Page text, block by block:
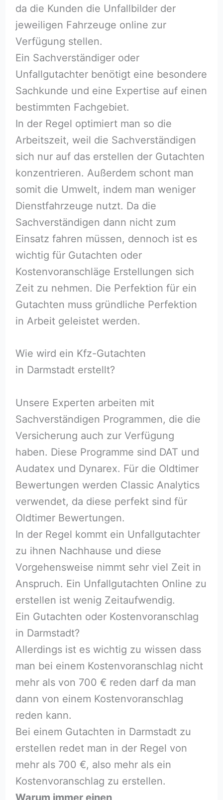
da die Kunden die Unfallbilder der
jeweiligen Fahrzeuge online zur
Verfügung stellen.
Ein Sachverständiger oder
Unfallgutachter benötigt eine besondere
Sachkunde und eine Expertise auf einen
bestimmten Fachgebiet.
In der Regel optimiert man so die
Arbeitszeit, weil die Sachverständigen
sich nur auf das erstellen der Gutachten
konzentrieren. Außerdem schont man
somit die Umwelt, indem man weniger
Dienstfahrzeuge nutzt. Da die
Sachverständigen dann nicht zum
Einsatz fahren müssen, dennoch ist es
wichtig für Gutachten oder
Kostenvoranschläge Erstellungen sich
Zeit zu nehmen. Die Perfektion für ein
Gutachten muss gründliche Perfektion
in Arbeit geleistet werden.
Wie wird ein Kfz-Gutachten
in Darmstadt erstellt?
Unsere Experten arbeiten mit
Sachverständigen Programmen, die die
Versicherung auch zur Verfügung
haben. Diese Programme sind DAT und
Audatex und Dynarex. Für die Oldtimer
Bewertungen werden Classic Analytics
verwendet, da diese perfekt sind für
Oldtimer Bewertungen.
In der Regel kommt ein Unfallgutachter
zu ihnen Nachhause und diese
Vorgehensweise nimmt sehr viel Zeit in
Anspruch. Ein Unfallgutachten Online zu
erstellen ist wenig Zeitaufwendig.
Ein Gutachten oder Kostenvoranschlag
in Darmstadt?
Allerdings ist es wichtig zu wissen dass
man bei einem Kostenvoranschlag nicht
mehr als von 700 € reden darf da man
dann von einem Kostenvoranschlag
reden kann.
Bei einem Gutachten in Darmstadt zu
erstellen redet man in der Regel von
mehr als 700 €, also mehr als ein
Kostenvoranschlag zu erstellen.
Warum immer einen